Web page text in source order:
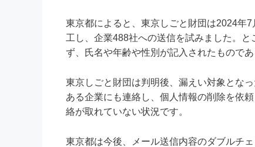
東京都によると、東京しごと財団は2024年
工し、企業488社への送信を試みました。
ず、氏名や年齢や性別が記入されたものであ
東京しごと財団は判明後、漏えい対象とな
ある企業にも連絡し、個人情報の削除を依
絡が取れていない状況です。
東京都は今後、メール送信内容のダブルチ